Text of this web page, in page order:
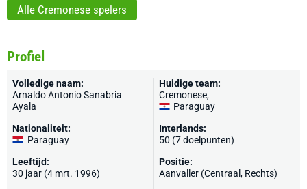
Alle Cremonese spelers
Profiel
Volledige naam:
Arnaldo Antonio Sanabria
Ayala
Nationaliteit:
Paraguay
Leeftijd:
30 jaar (4 mrt. 1996)
Huidige team:
Cremonese,
Paraguay
Interlands:
50 (7 doelpunten)
Positie:
Aanvaller (Centraal, Rechts)